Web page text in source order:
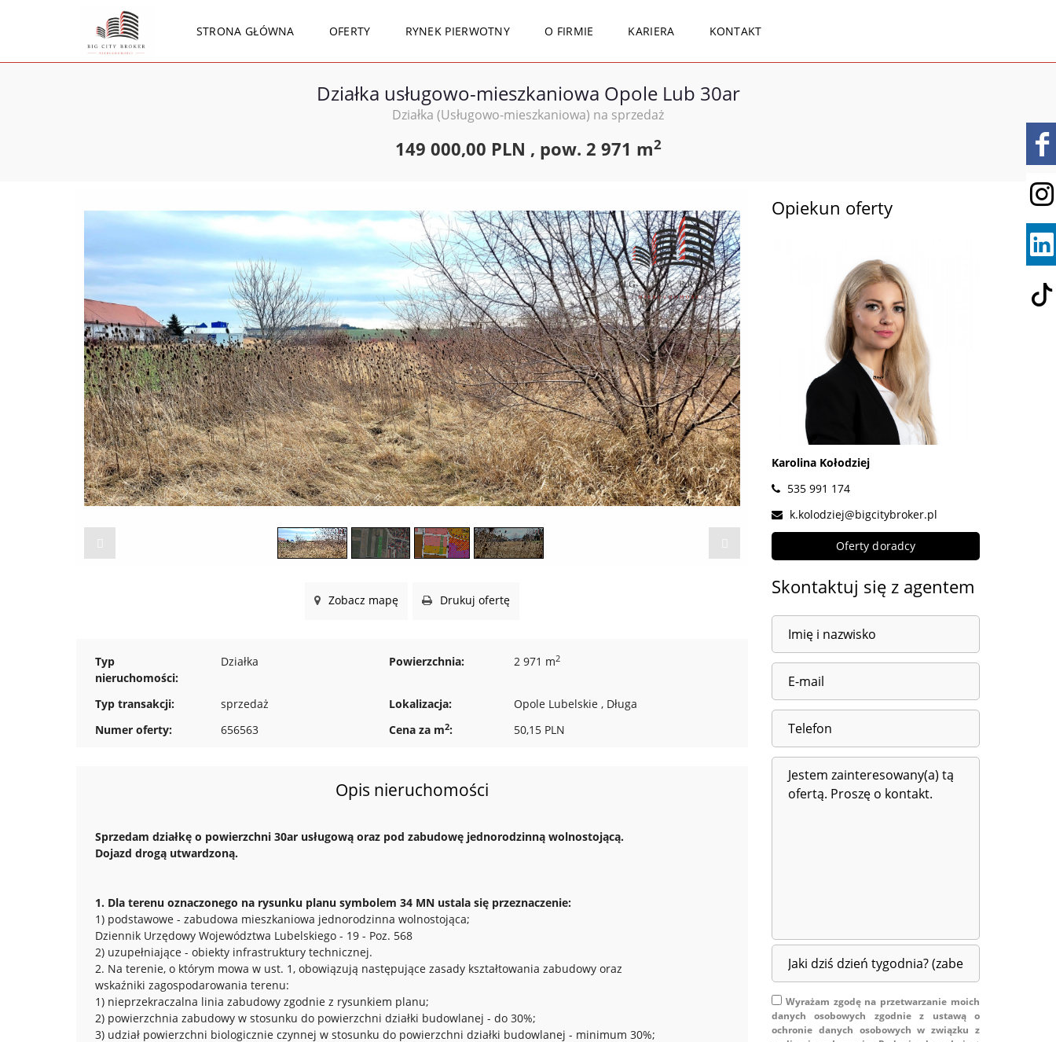
STRONA GŁÓWNA OFERTY RYNEK PIERWOTNY O FIRMIE KARIERA KONTAKT
Działka usługowo-mieszkaniowa Opole Lub 30ar
Działka (Usługowo-mieszkaniowa) na sprzedaż
149 000,00 PLN , pow. 2 971 m2
Zobacz mapę Drukuj ofertę
Typ
nieruchomości:
Działka Powierzchnia: 2 971 m2
Typ transakcji: sprzedaż Lokalizacja:
Opole Lubelskie , Długa
Numer oferty:
656563 Cena za m2: 50,15 PLN
Opis nieruchomości
Sprzedam działkę o powierzchni 30ar usługową oraz pod zabudowę jednorodzinną wolnostojącą.
Dojazd drogą utwardzoną.
1. Dla terenu oznaczonego na rysunku planu symbolem 34 MN ustala się przeznaczenie:
1) podstawowe - zabudowa mieszkaniowa jednorodzinna wolnostojąca;
Dziennik Urzędowy Województwa Lubelskiego - 19 - Poz. 568
2) uzupełniające - obiekty infrastruktury technicznej.
2. Na terenie, o którym mowa w ust. 1, obowiązują następujące zasady kształtowania zabudowy oraz
wskaźniki zagospodarowania terenu:
1) nieprzekraczalna linia zabudowy zgodnie z rysunkiem planu;
2) powierzchnia zabudowy w stosunku do powierzchni działki budowlanej - do 30%;
3) udział powierzchni biologicznie czynnej w stosunku do powierzchni działki budowlanej - minimum 30%;
Opiekun oferty
Karolina Kołodziej
535 991 174
k.kolodziej@bigcitybroker.pl
Oferty doradcy
Skontaktuj się z agentem
Wyrażam zgodę na przetwarzanie moich
danych osobowych zgodnie z ustawą o
ochronie danych osobowych w związku z